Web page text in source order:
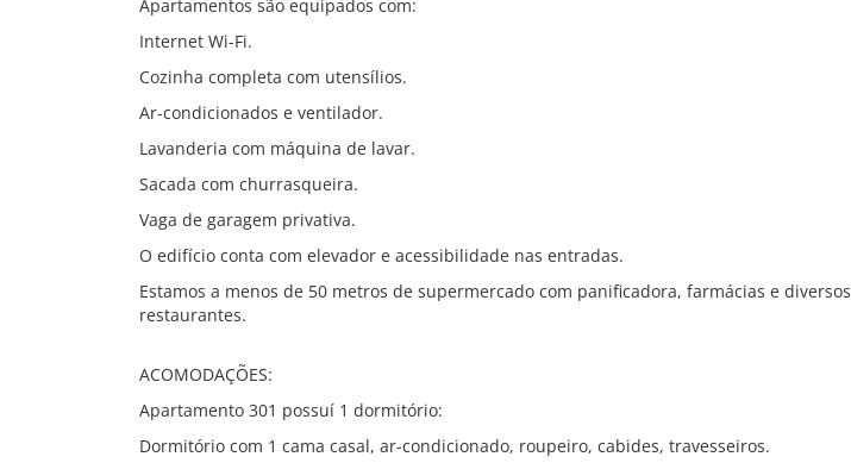
Apartamentos são equipados com:
Internet Wi-Fi.
Cozinha completa com utensílios.
Ar-condicionados e ventilador.
Lavanderia com máquina de lavar.
Sacada com churrasqueira.
Vaga de garagem privativa.
O edifício conta com elevador e acessibilidade nas entradas.
Estamos a menos de 50 metros de supermercado com panificadora, farmácias e diversos
restaurantes.
ACOMODAÇÕES:
Apartamento 301 possuí 1 dormitório:
Dormitório com 1 cama casal, ar-condicionado, roupeiro, cabides, travesseiros.